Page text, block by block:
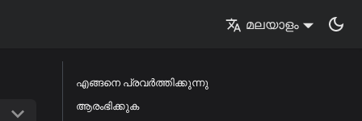
മലയാളം
എങ്ങനെ പ്രവർത്തിക്കുന്നു
ആരംഭിക്കുക